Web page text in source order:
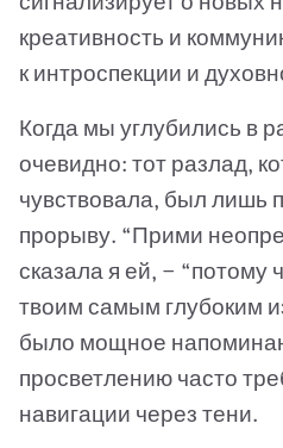
креативность и
к интроспекции и
Когда мы углубились в
очевидно: тот разлад,
чувствовала, был лишь
прорыву. “Прими
сказала я ей, — “потому
твоим самым глубоким
было мощное
просветлению часто
навигации через тени.